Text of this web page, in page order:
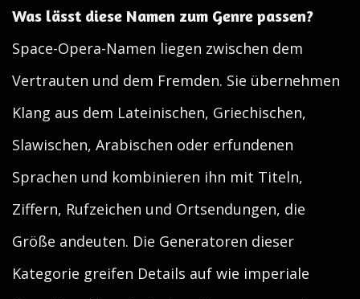
Was lässt diese Namen zum Genre passen?
Space-Opera-Namen liegen zwischen dem
Vertrauten und dem Fremden. Sie übernehmen
Klang aus dem Lateinischen, Griechischen,
Slawischen, Arabischen oder erfundenen
Sprachen und kombinieren ihn mit Titeln,
Ziffern, Rufzeichen und Ortsendungen, die
Größe andeuten. Die Generatoren dieser
Kategorie greifen Details auf wie imperiale